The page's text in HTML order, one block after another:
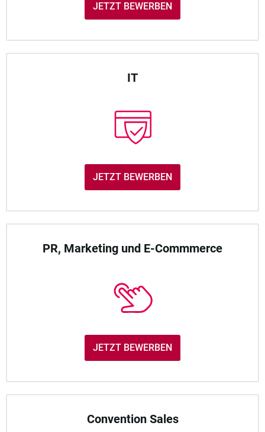
JETZT BEWERBEN
IT
JETZT BEWERBEN
PR, Marketing und E-Commmerce
JETZT BEWERBEN
Convention Sales